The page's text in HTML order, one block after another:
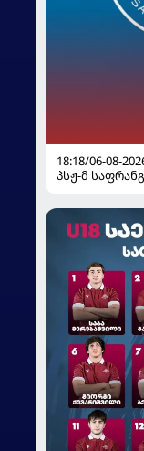
18:18/06-08-
პსჟ-მ